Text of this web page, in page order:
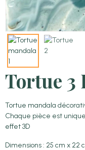
Tortue 3
Tortue mandala
Chaque pièce est
effet 3D
Dimensions : 25 cm x 22